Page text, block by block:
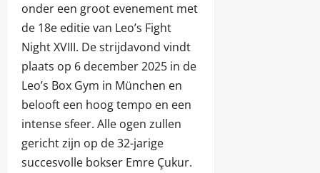
onder een groot evenement met
de 18e editie van Leo’s Fight
Night XVIII. De strijdavond vindt
plaats op 6 december 2025 in de
Leo’s Box Gym in München en
belooft een hoog tempo en een
intense sfeer. Alle ogen zullen
gericht zijn op de 32-jarige
succesvolle bokser Emre Çukur.